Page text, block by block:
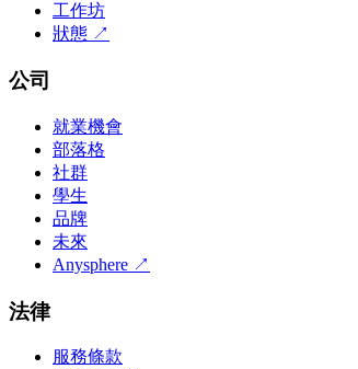
工作坊
狀態 ↗
公司
就業機會
部落格
社群
學生
品牌
未來
Anysphere ↗
法律
服務條款